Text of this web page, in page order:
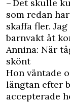
– Det skulle
som redan
skaffa fler.
barnvakt åt
Annina: När
skönt
Hon väntade
längtan efter
accepterade